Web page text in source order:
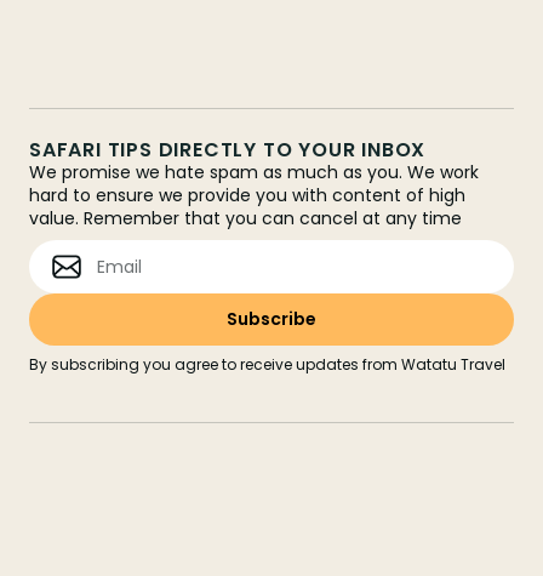
SAFARI TIPS DIRECTLY TO YOUR INBOX
We promise we hate spam as much as you. We work
hard to ensure we provide you with content of high
value. Remember that you can cancel at any time
By subscribing you agree to receive updates from Watatu Travel